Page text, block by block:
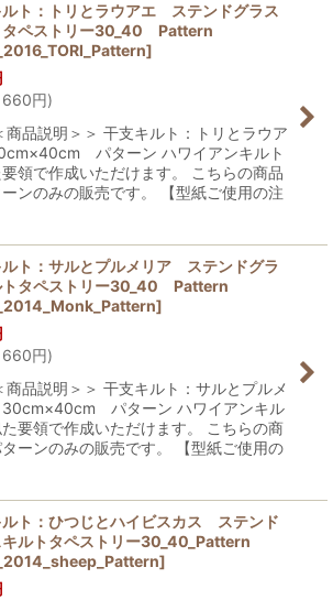
ト：トリとラウアエ ステンドグラス
タペストリー30_40 Pattern
]
660円)
品説明＞＞ 干支キルト：トリとラウア
パターン ハワイアンキルト
要領で作成いただけます。 こちらの商品
ンのみの販売です。 【型紙ご使用の注
ト：サルとプルメリア ステンドグラ
トタペストリー30_40 Pattern
]
660円)
品説明＞＞ 干支キルト：サルとプルメ
パターン ハワイアンキル
た要領で作成いただけます。 こちらの商
ーンのみの販売です。 【型紙ご使用の
ト：ひつじとハイビスカス ステンド
キルトタペストリー30_40_Pattern
]